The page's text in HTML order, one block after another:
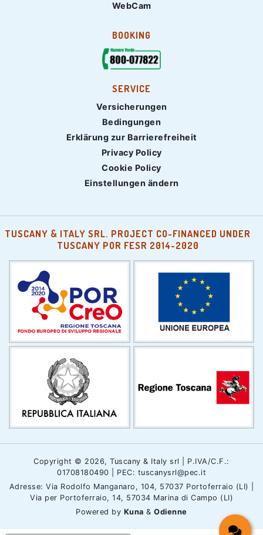
WebCam
BOOKING
SERVICE
Versicherungen
Bedingungen
Erklärung zur Barrierefreiheit
Privacy Policy
Cookie Policy
Einstellungen ändern
TUSCANY & ITALY SRL. PROJECT CO-FINANCED UNDER
TUSCANY POR FESR 2014-2020
Copyright © 2026, Tuscany & Italy srl | P.IVA/C.F.:
01708180490 | PEC: tuscanysrl@pec.it
Adresse: Via Rodolfo Manganaro, 104, 57037 Portoferraio (LI) |
Via per Portoferraio, 14, 57034 Marina di Campo (LI)
Powered by Kuna &Odienne